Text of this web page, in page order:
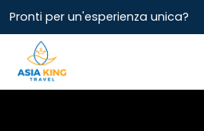
Pronti per un'esperienza unica?